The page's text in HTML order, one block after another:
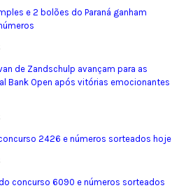
e 2 bolões do Paraná ganham
de Zandschulp avançam para as
Bank Open após vitórias emocionantes
2426 e números sorteados hoje
concurso 6090 e números sorteados